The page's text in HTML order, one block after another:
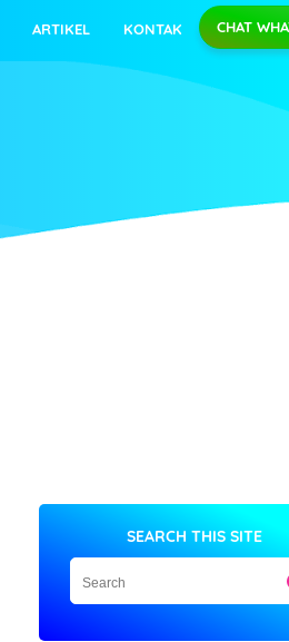
CHAT
ARTIKEL KONTAK
SEARCH THIS SITE